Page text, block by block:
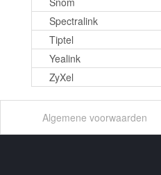
Spectralink
Tiptel
Yealink
ZyXel
Algemene voorwaarden